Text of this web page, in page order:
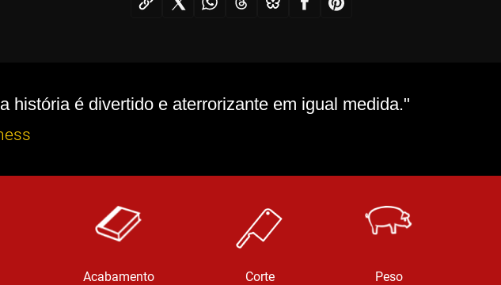
história é divertido e aterrorizante em igual medida."
Acabamento
Corte
Peso